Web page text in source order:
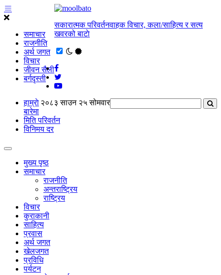
समाचार
राजनीति
अर्थ जगत
विचार
जीवन सैली
बर्गदृस्ती
सकारात्मक परिवर्तनवाहक विचार, कला/साहित्य र सत्य
खवरको बाटाे
२०८३ साउन २५ सोमवार
हाम्राे
बारेमा
मिति परिवर्तन
विनिमय दर
मुख्य पृष्ठ
समाचार
राजनीति
अन्तराष्ट्रिय
राष्ट्रिय
विचार
कुराकानी
साहित्य
प्रवास
अर्थ जगत
खेलजगत
प्रविधि
पर्यटन